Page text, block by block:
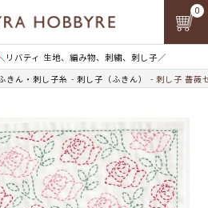
リバティ 生地、編み物、刺繍、刺し子／
0
きん・刺し子糸 刺し子（ふきん） 刺し子 薔薇